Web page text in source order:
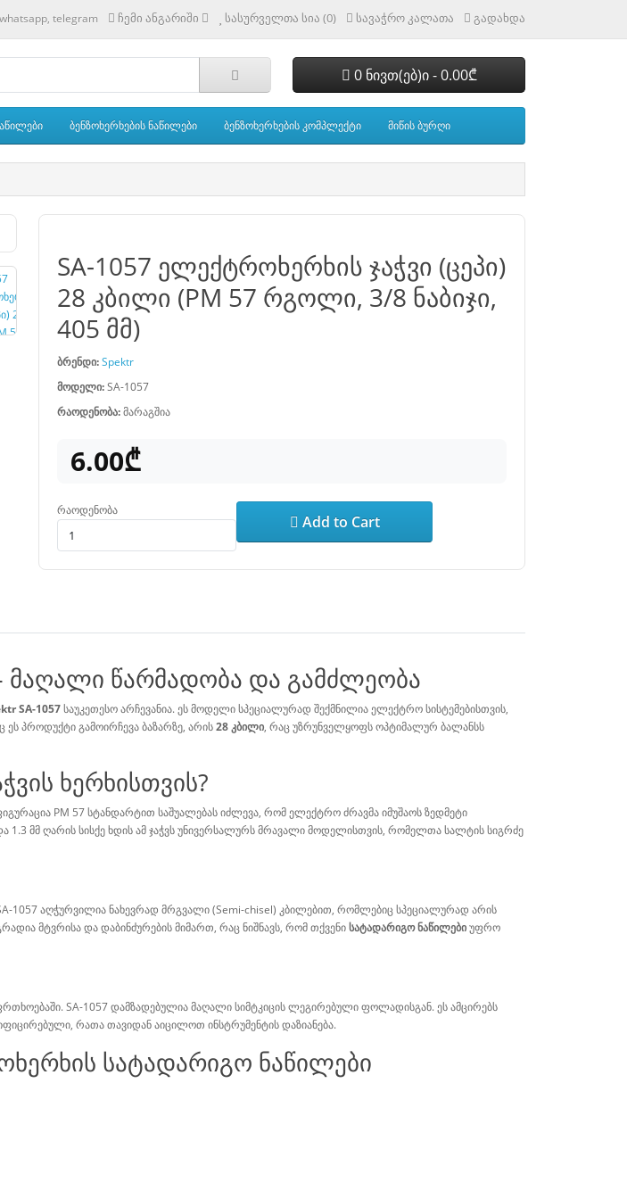
telegram ჩემი ანგარიში სასურველთა სია (0) სავაჭრო კალათა გადახდა
0 ნივთ(ებ)ი - 0.00₾
ბენზოხერხების ნაწილები ბენზოხერხების კომპლექტი მიწის ბურღი
SA-1057 ელექტროხერხის ჯაჭვი (ცეპი)
28 კბილი (PM 57 რგოლი, 3/8 ნაბიჯი,
405 მმ)
ბრენდი:Spektr
მოდელი:SA-1057
რაოდენობა:მარაგშია
6.00₾
რაოდენობა
Add to Cart
მაღალი წარმადობა და გამძლეობა
SA-1057საუკეთესო არჩევანია. ეს მოდელი სპეციალურად შექმნილია ელექტრო სისტემებისთვის,
პროდუქტი გამოირჩევა ბაზარზე, არის28 კბილი, რაც უზრუნველყოფს ოპტიმალურ ბალანსს
ხერხისთვის?
PM 57 სტანდარტით საშუალებას იძლევა, რომ ელექტრო ძრავმა იმუშაოს ზედმეტი
1.3 მმ ღარის სისქე ხდის ამ ჯაჭვს უნივერსალურს მრავალი მოდელისთვის, რომელთა სალტის სიგრძე
1057 აღჭურვილია ნახევრად მრგვალი (Semi-chisel) კბილებით, რომლებიც სპეციალურად არის
მტვრისა და დაბინძურების მიმართ, რაც ნიშნავს, რომ თქვენისატადარიგო ნაწილებიუფრო
SA-1057 დამზადებულია მაღალი სიმტკიცის ლეგირებული ფოლადისგან. ეს ამცირებს
რათა თავიდან აიცილოთ ინსტრუმენტის დაზიანება.
სატადარიგო ნაწილები